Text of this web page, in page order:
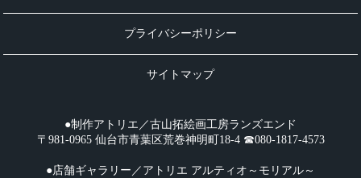
プライバシーポリシー
サイトマップ
●制作アトリエ／古山拓絵画工房ランズエンド
〒981-0965 仙台市青葉区荒巻神明町18-4 ☎︎080-1817-4573
●店舗ギャラリー／アトリエ アルティオ～モリアル～